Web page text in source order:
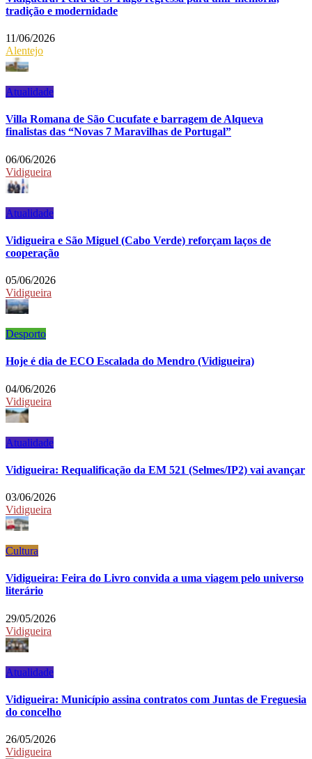
tradição e modernidade
11/06/2026
Alentejo
Atualidade
Villa Romana de São Cucufate e barragem de Alqueva
finalistas das “Novas 7 Maravilhas de Portugal”
06/06/2026
Vidigueira
Atualidade
Vidigueira e São Miguel (Cabo Verde) reforçam laços de
cooperação
05/06/2026
Vidigueira
Desporto
Hoje é dia de ECO Escalada do Mendro (Vidigueira)
04/06/2026
Vidigueira
Atualidade
Vidigueira: Requalificação da EM 521 (Selmes/IP2) vai avançar
03/06/2026
Vidigueira
Cultura
Vidigueira: Feira do Livro convida a uma viagem pelo universo
literário
29/05/2026
Vidigueira
Atualidade
Vidigueira: Município assina contratos com Juntas de Freguesia
do concelho
26/05/2026
Vidigueira